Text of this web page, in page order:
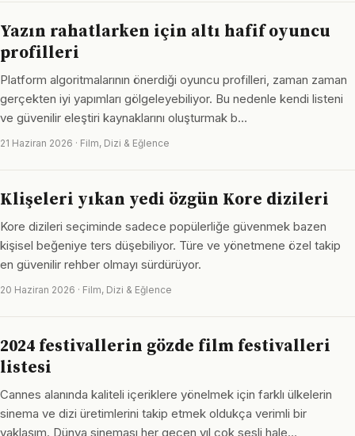
Yazın rahatlarken için altı hafif oyuncu
profilleri
Platform algoritmalarının önerdiği oyuncu profilleri, zaman zaman
gerçekten iyi yapımları gölgeleyebiliyor. Bu nedenle kendi listeni
ve güvenilir eleştiri kaynaklarını oluşturmak b…
21 Haziran 2026 · Film, Dizi & Eğlence
Klişeleri yıkan yedi özgün Kore dizileri
Kore dizileri seçiminde sadece popülerliğe güvenmek bazen
kişisel beğeniye ters düşebiliyor. Türe ve yönetmene özel takip
en güvenilir rehber olmayı sürdürüyor.
20 Haziran 2026 · Film, Dizi & Eğlence
2024 festivallerin gözde film festivalleri
listesi
Cannes alanında kaliteli içeriklere yönelmek için farklı ülkelerin
sinema ve dizi üretimlerini takip etmek oldukça verimli bir
yaklaşım. Dünya sineması her geçen yıl çok sesli hale…